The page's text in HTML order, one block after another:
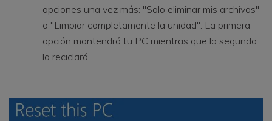
opciones una vez más: "Solo eliminar mis archivos"
o "Limpiar completamente la unidad". La primera
opción mantendrá tu PC mientras que la segunda
la reciclará.